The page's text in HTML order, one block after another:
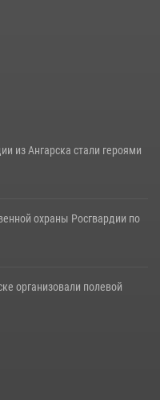
ликвидацию
условиях местности
из Ангарска стали героями
охраны Росгвардии по
организовали полевой